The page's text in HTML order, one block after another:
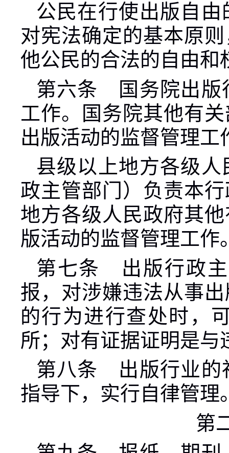
公民在行使出版自
对宪法确定的基本原
他公民的合法的自由和
第六条 国务院出版
工作。国务院其他有
出版活动的监督管理工
县级以上地方各级
政主管部门）负责本
地方各级人民政府其
版活动的监督管理工作
第七条 出版行政主
报，对涉嫌违法从事
的行为进行查处时，
所；对有证据证明是
第八条 出版行业的
指导下，实行自律管理
第